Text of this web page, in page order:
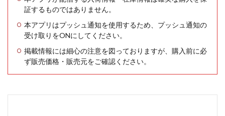
証するものではありません。
本アプリはプッシュ通知を使用するため、プッシュ通知の
受け取りをONにしてください。
掲載情報には細心の注意を図っておりますが、購入前に必
ず販売価格・販売元をご確認ください。